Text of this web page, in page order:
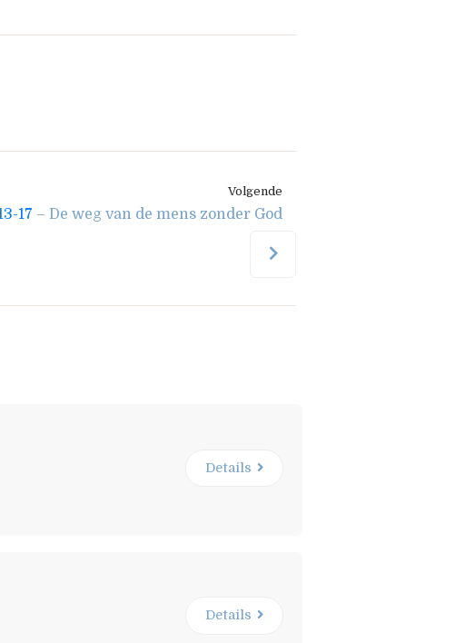
Volgende
17 – De weg van de mens zonder God
Details
Details